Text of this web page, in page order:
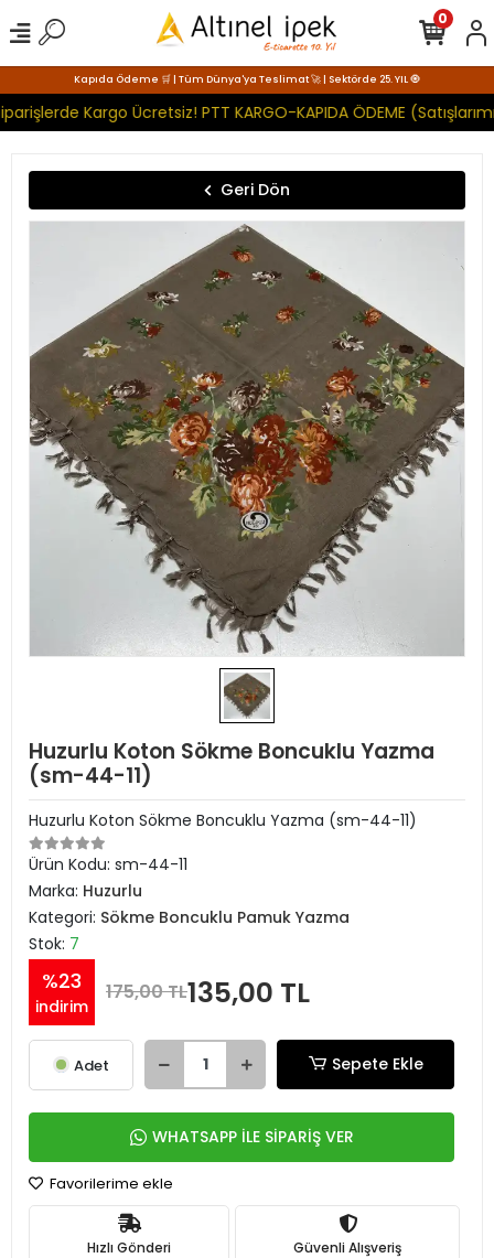
Kapıda Ödeme 🛒 | Tüm Dünya'ya Teslimat 🚀 | Sektörde 25. YIL 🧿
Kargo Ücretsiz! PTT KARGO-KAPIDA ÖDEME
0
Geri Dön
Huzurlu Koton Sökme Boncuklu Yazma
(sm-44-11)
Huzurlu Koton Sökme Boncuklu Yazma (sm-44-11)
Ürün Kodu: sm-44-11
Marka: Huzurlu
Kategori: Sökme Boncuklu Pamuk Yazma
Stok: 7
%23
indirim
175,00 TL135,00 TL
Adet Sepete Ekle
WHATSAPP İLE SİPARİŞ VER
Favorilerime ekle
Hızlı Gönderi Güvenli Alışveriş